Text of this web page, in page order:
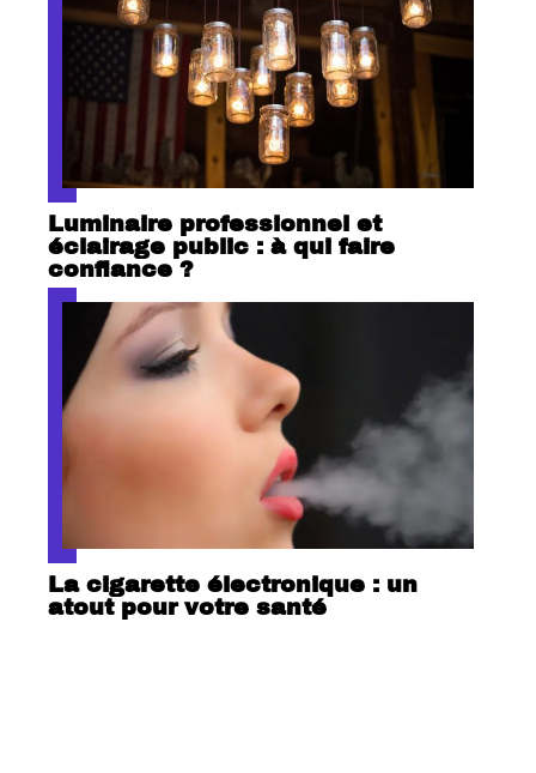
Luminaire professionnel et
éclairage public : à qui faire
confiance ?
La cigarette électronique : un
atout pour votre santé